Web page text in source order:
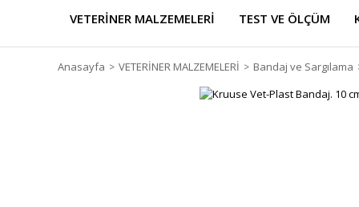
VETERİNER MALZEMELERİ TEST VE ÖLÇÜM
Anasayfa VETERİNER MALZEMELERİ Bandaj ve Sargılama